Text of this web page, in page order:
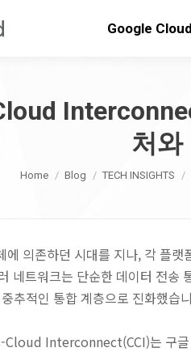
Google Cloud
처와
You are here:
Home Blog TECH INSIGHTS
의존하던 시대를 지나, 각 플랫
네트워크는 단순한 데이터 전송
추적인 통합 계층으로 진화했습
Cloud Interconnect(CCI)는 구